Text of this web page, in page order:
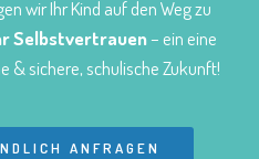
wir Ihr Kind auf den Weg zu
Selbstvertrauen– ein eine
& sichere, schulische Zukunft!
ANFRAGEN